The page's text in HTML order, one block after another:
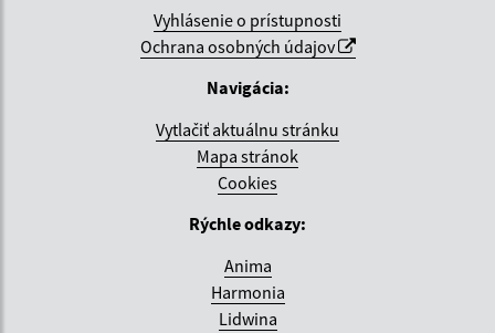
Vyhlásenie o prístupnosti
Ochrana osobných údajov
Navigácia:
Vytlačiť aktuálnu stránku
Mapa stránok
Cookies
Rýchle odkazy:
Anima
Harmonia
Lidwina